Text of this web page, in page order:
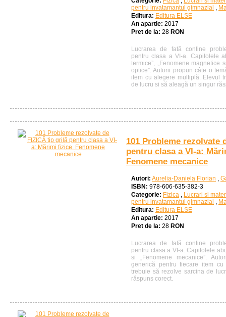
pentru invatamantul gimnazial ,
Editura: Editura ELSE
An apartie: 2017
Pret de la: 28 RON
Lucrarea de fată contine
pentru clasa a VI-a. Capitolele
termice”, „Fenomene magnetice
optice”. Autorii propun câte o
item cu alegere multiplă. Elevul
de lucru si să aleagă un singur
101 Probleme rezolvate
pentru clasa a VI-a:
Fenomene mecanice
Autori: Aurelia-Daniela Florian ,
ISBN: 978-606-635-382-3
Categorie: Fizica , Lucrari si
pentru invatamantul gimnazial ,
Editura: Editura ELSE
An apartie: 2017
Pret de la: 28 RON
Lucrarea de fată contine
pentru clasa a VI-a. Capitolele
si „Fenomene mecanice”.
generică pentru fiecare item
trebuie să rezolve sarcina de
răspuns corect.